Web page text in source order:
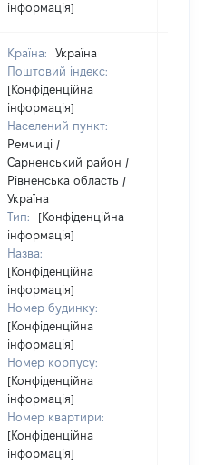
інформація]
Країна:
Україна
Поштовий індекс:
[Конфіденційна
інформація]
Населений пункт:
Ремчиці /
Сарненський район /
Рівненська область /
Україна
Тип:
[Конфіденційна
інформація]
Назва:
[Конфіденційна
інформація]
Номер будинку:
[Конфіденційна
інформація]
Номер корпусу:
[Конфіденційна
інформація]
Номер квартири:
[Конфіденційна
інформація]